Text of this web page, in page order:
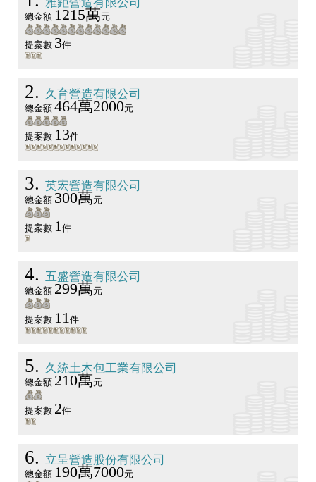
總金額 1215萬元
提案數 3件
2 久育營造有限公司
總金額 464萬2000元
提案數 13件
3 英宏營造有限公司
總金額 300萬元
提案數 1 件
4 五盛營造有限公司
總金額 299萬元
提案數 11 件
5 久統土木包工業有限公司
總金額 210萬元
提案數 2件
6 立呈營造股份有限公司
總金額 190萬7000元